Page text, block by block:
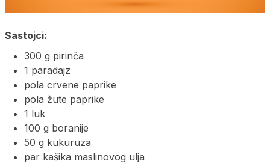
Sastojci:
300 g pirinča
1 paradajz
pola crvene paprike
pola žute paprike
1 luk
100 g boranije
50 g kukuruza
par kašika maslinovog ulja